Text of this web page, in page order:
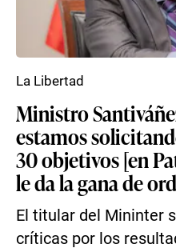
Ministro
estamos
30 objetivos [en
le da la gana de
El titular del Mininter
críticas por los
La Libertad